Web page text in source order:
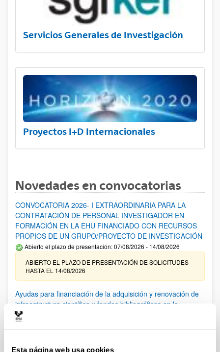
Esta página web usa cookies
Servicios Generales de Investigación
Proyectos I+D Internacionales
Novedades en convocatorias
CONVOCATORIA 2026- I EXTRAORDINARIA PARA LA
CONTRATACIÓN DE PERSONAL INVESTIGADOR EN
FORMACIÓN EN LA EHU FINANCIADO CON RECURSOS
PROPIOS DE UN GRUPO/PROYECTO DE INVESTIGACIÓN
Abierto el plazo de presentación: 07/08/2026 - 14/08/2026
ABIERTO EL PLAZO DE PRESENTACIÓN DE SOLICITUDES
HASTA EL 14/08/2026
Ayudas para financiación de la adquisición y renovación de
infraestructura científica y fondos bibliográficos en la
UPV/EHU 2026
solicitudes admitidas y excluidas. 23/03/2026: Relación